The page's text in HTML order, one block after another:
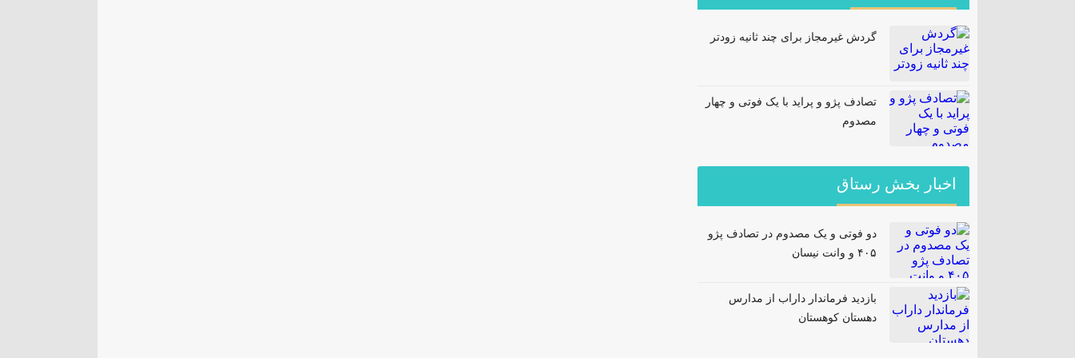
گردش غیرمجاز برای چند ثانیه زودتر
تصادف پژو و پراید با یک فوتی و چهار
مصدوم
اخبار بخش رستاق
دو فوتی و یک مصدوم در تصادف پژو
۴۰۵ و وانت نیسان
بازدید فرماندار داراب از مدارس
دهستان کوهستان